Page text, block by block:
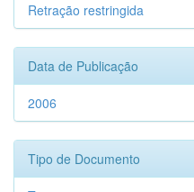
Retração restringida
Data de Publicação
2006
Tipo de Documento